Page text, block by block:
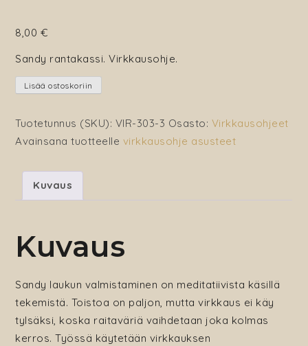
8,00 €
Sandy rantakassi. Virkkausohje.
Sandy
rantakassi
määrä
Lisää ostoskoriin
Tuotetunnus (SKU): VIR-303-3 Osasto: Virkkausohjeet
Avainsana tuotteelle virkkausohje asusteet
Kuvaus
Kuvaus
Sandy laukun valmistaminen on meditatiivista käsillä
tekemistä. Toistoa on paljon, mutta virkkaus ei käy
tylsäksi, koska raitaväriä vaihdetaan joka kolmas
kerros. Työssä käytetään virkkauksen